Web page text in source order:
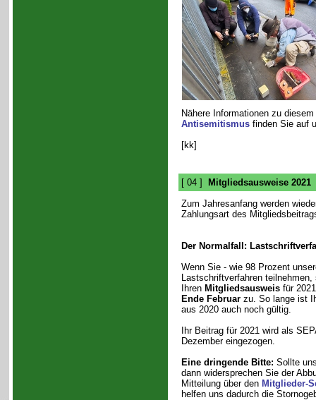
Nähere Informationen zu diesem
Antisemitismusfinden Sie auf
[kk]
[ 04 ]
Mitgliedsausweise 2021
Zum Jahresanfang werden
Zahlungsart des
Der Normalfall:
Wenn Sie - wie 98 Prozent
Lastschriftverfahren teilnehmen,
Ihren Mitgliedsausweisfür
Ende Februarzu. So lange ist
aus 2020 auch noch gültig.
Ihr Beitrag für 2021 wird als
Dezember eingezogen.
Eine dringende Bitte: Sollte
dann widersprechen Sie der
Mitteilung über den Mitglieder-
helfen uns dadurch die